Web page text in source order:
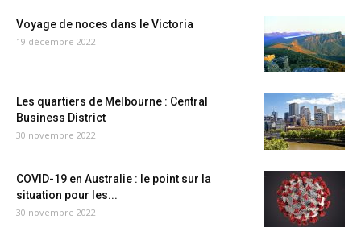
Voyage de noces dans le Victoria
19 décembre 2022
Les quartiers de Melbourne : Central
Business District
30 novembre 2022
COVID-19 en Australie : le point sur la
situation pour les...
30 novembre 2022